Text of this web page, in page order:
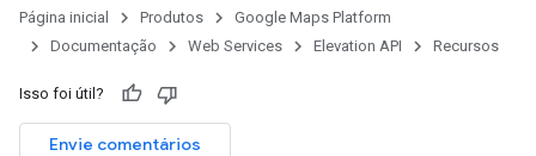
Página inicial Produtos
Google Maps Platform
Documentação
Web Services Elevation API Recursos
Isso foi útil?
Envie comentários